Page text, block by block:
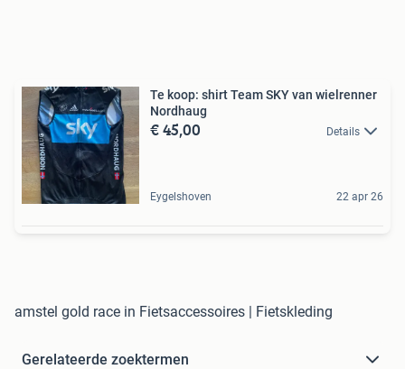
Te koop: shirt Team SKY van wielrenner
Nordhaug
€ 45,00 Details
Eygelshoven 22 apr 26
amstel gold race in Fietsaccessoires | Fietskleding
Gerelateerde zoektermen